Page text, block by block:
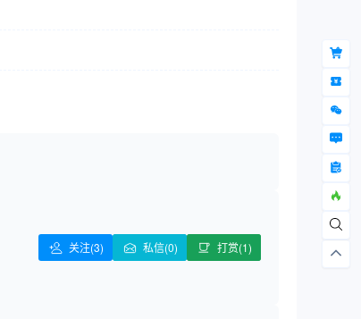
关注(3) 私信(0) 打赏(1)